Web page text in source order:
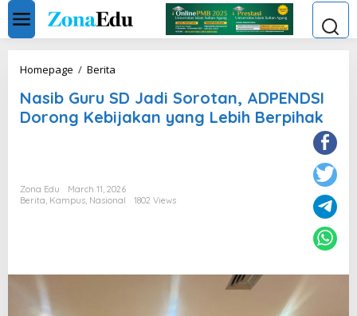
Skip
content
Homepage / Berita
SD
Jadi
Sorotan,
yang
Lebih
Nasib Guru SD Jadi Sorotan, ADPENDSI
Dorong Kebijakan yang Lebih Berpihak
Zona Edu
March 11, 2026
Berita, Kampus, Nasional 1802 Views